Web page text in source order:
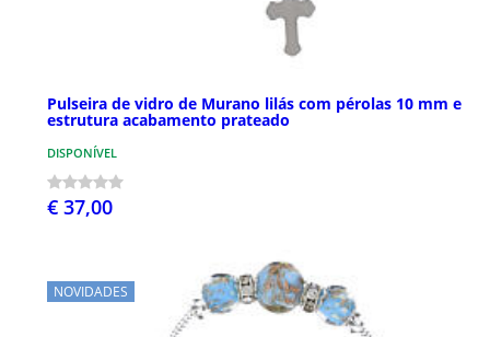
Pulseira de vidro de Murano lilás com pérolas 10 mm e
estrutura acabamento prateado
DISPONÍVEL
€ 37,00
NOVIDADES